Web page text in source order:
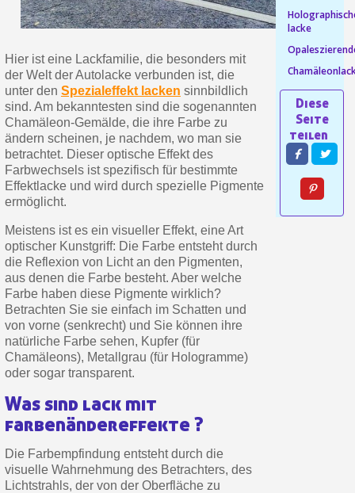
Ihr Online-Angebot
Teilen Sie Ihre Kreationen
Sammeln Sie mit
Rücksendung von
Rabatt von 5€ auf
10€ Einkaufsgutschein
Teilen Sie Ihre Kreationen und
Rücksendung von
Hier ist eine Lackfamilie, die besonders mit
der Welt der Autolacke verbunden ist, die
unter den Spezialeffekt lacken sinnbildlich
sind. Am bekanntesten sind die sogenannten
Chamäleon-Gemälde, die ihre Farbe zu
ändern scheinen, je nachdem, wo man sie
betrachtet. Dieser optische Effekt des
Farbwechsels ist spezifisch für bestimmte
Effektlacke und wird durch spezielle Pigmente
ermöglicht.
Meistens ist es ein visueller Effekt, eine Art
optischer Kunstgriff: Die Farbe entsteht durch
die Reflexion von Licht an den Pigmenten,
aus denen die Farbe besteht. Aber welche
Farbe haben diese Pigmente wirklich?
Betrachten Sie sie einfach im Schatten und
von vorne (senkrecht) und Sie können ihre
natürliche Farbe sehen, Kupfer (für
Chamäleons), Metallgrau (für Hologramme)
oder sogar transparent.
Was sind lack mit
farbenändereffekte ?
Die Farbempfindung entsteht durch die
visuelle Wahrnehmung des Betrachters, des
Lichtstrahls, der von der Oberfläche zu
lacke